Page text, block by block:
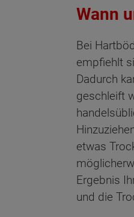
Wann
Bei
empfiehlt
Dadurch
geschleift
etwas
Ergebnis
und die